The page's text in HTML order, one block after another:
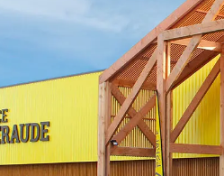
encastrables fixes
5 Spots Led
encastrables fixes 380lm